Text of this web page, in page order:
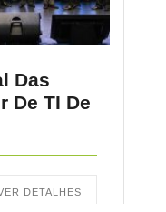
Das
De TI De
DETALHES